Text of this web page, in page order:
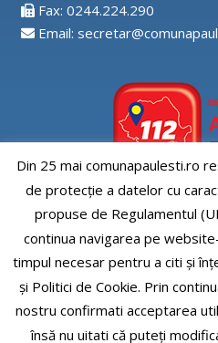
Fax: 0244.224.290
Email:
Aplicatia
Comuna
Din 25 mai comunapaulesti.ro
de protecție a datelor cu
propuse de Regulamentul
continua navigarea pe
timpul necesar pentru a citi și
și Politici de Cookie. Prin
nostru confirmati acceptarea
însă nu uitati că puteți